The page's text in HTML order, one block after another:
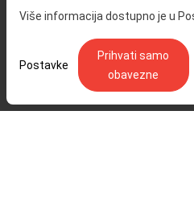
Više informacija dostupno je u
Postavke
Prihvati samo
obavezne